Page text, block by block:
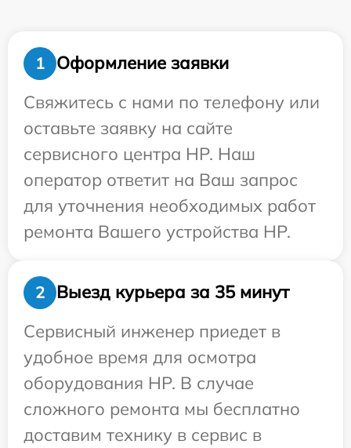
1
Оформление заявки
Свяжитесь с нами по телефону или
оставьте заявку на сайте
сервисного центра HP. Наш
оператор ответит на Ваш запрос
для уточнения необходимых работ
ремонта Вашего устройства HP.
2
Выезд курьера за 35 минут
Сервисный инженер приедет в
удобное время для осмотра
оборудования HP. В случае
сложного ремонта мы бесплатно
доставим технику в сервис в